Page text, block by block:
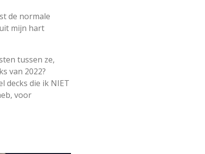
de normale
mijn hart
tussen ze,
van 2022?
decks die ik NIET
voor